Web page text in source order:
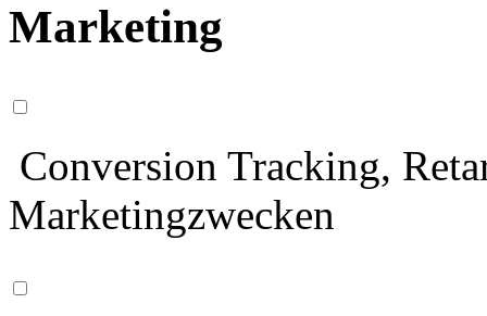
Marketing
Conversion Tracking,
Marketingzwecken